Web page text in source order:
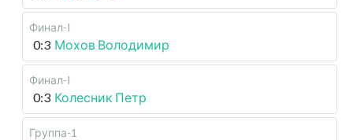
Финал-I
0:3 Мохов Володимир
Финал-I
0:3 Колесник Петр
Группа-1